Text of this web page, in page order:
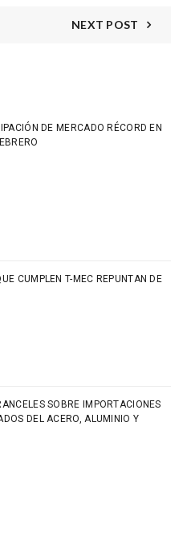
NEXT POST
DE MERCADO RÉCORD EN
CUMPLEN T-MEC REPUNTAN DE
SOBRE IMPORTACIONES
DEL ACERO, ALUMINIO Y